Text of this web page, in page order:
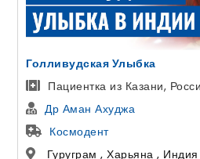
ЭКО
Дели ,